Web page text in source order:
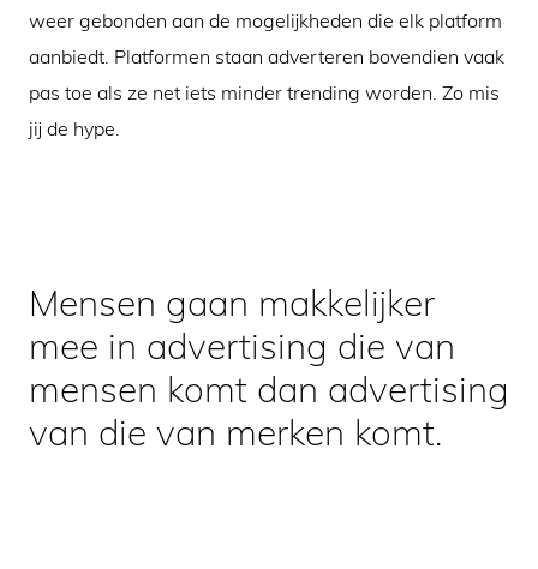
weer gebonden aan de mogelijkheden die elk platform
aanbiedt. Platformen staan adverteren bovendien vaak
pas toe als ze net iets minder trending worden. Zo mis
jij de hype.
Mensen gaan makkelijker
mee in advertising die van
mensen komt dan advertising
van die van merken komt.